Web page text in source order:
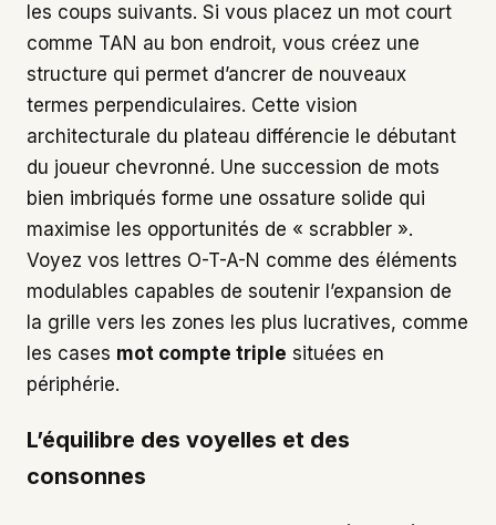
les coups suivants. Si vous placez un mot court
comme TAN au bon endroit, vous créez une
structure qui permet d’ancrer de nouveaux
termes perpendiculaires. Cette vision
architecturale du plateau différencie le débutant
du joueur chevronné. Une succession de mots
bien imbriqués forme une ossature solide qui
maximise les opportunités de « scrabbler ».
Voyez vos lettres O-T-A-N comme des éléments
modulables capables de soutenir l’expansion de
la grille vers les zones les plus lucratives, comme
les cases mot compte triple situées en
périphérie.
L’équilibre des voyelles et des
consonnes